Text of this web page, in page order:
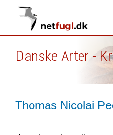
Danske Arter -
Thomas Nicolai